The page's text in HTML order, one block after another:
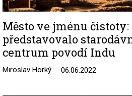
Město ve jménu
představovalo
centrum povodí Indu
Miroslav Horký 06.06.2022